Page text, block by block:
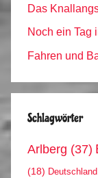
Das
Noch ein Tag
Fahren und
Schlagwörter
Arlberg (37)
(18) Deutschland